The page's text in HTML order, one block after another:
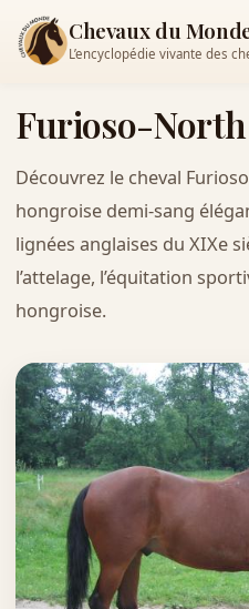
Chevaux du
L’encyclopédie vivante des
Furioso-
Découvrez le cheval
hongroise demi-sang
lignées anglaises du XIXe
l’attelage, l’équitation
hongroise.